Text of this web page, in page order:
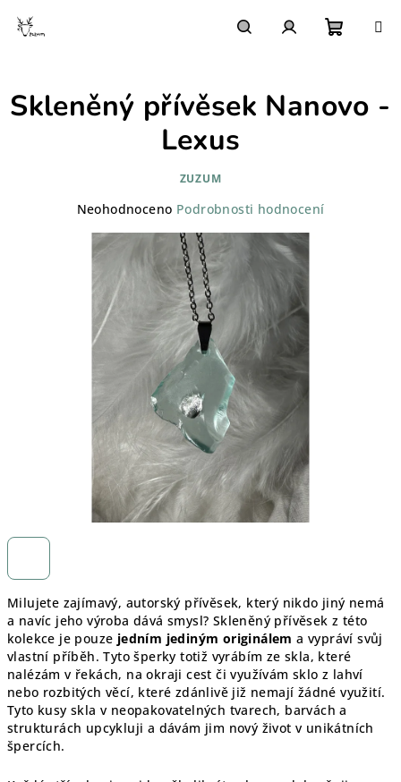
košík
Milujete zajímavý, autorský přívěsek, který nikdo jiný nemá
a navíc jeho výroba dává smysl? Skleněný přívěsek z této
kolekce je pouze jedním jediným originálem a vypráví svůj
vlastní příběh. Tyto šperky totiž vyrábím ze skla, které
nalézám v řekách, na okraji cest či využívám sklo z lahví
nebo rozbitých věcí, které zdánlivě již nemají žádné využití.
Tyto kusy skla v neopakovatelných tvarech, barvách a
strukturách upcykluji a dávám jim nový život v unikátních
špercích.
Skleněný přívěsek Nanovo -
Lexus
ZUZUM
Průměrné
produktu
hvězdiček.
Neohodnoceno Podrobnosti hodnocení